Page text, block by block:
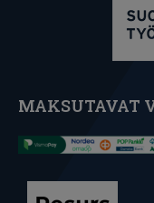
MAKSUTAVAT